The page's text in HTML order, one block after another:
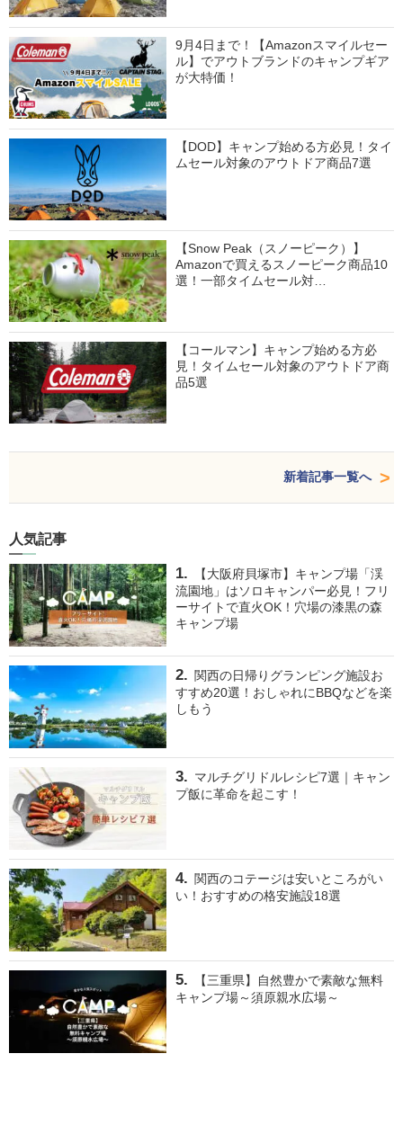
9月4日まで！【Amazonスマイルセー
ル】でアウトブランドのキャンプギア
が大特価！
【DOD】キャンプ始める方必見！タイ
ムセール対象のアウトドア商品7選
【Snow Peak（スノーピーク）】
Amazonで買えるスノーピーク商品10
選！一部タイムセール対…
【コールマン】キャンプ始める方必
見！タイムセール対象のアウトドア商
品5選
新着記事一覧へ
人気記事
【大阪府貝塚市】キャンプ場「渓
流園地」はソロキャンパー必見！フリ
ーサイトで直火OK！穴場の漆黒の森
キャンプ場
関西の日帰りグランピング施設お
すすめ20選！おしゃれにBBQなどを楽
しもう
マルチグリドルレシピ7選｜キャン
プ飯に革命を起こす！
関西のコテージは安いところがい
い！おすすめの格安施設18選
【三重県】自然豊かで素敵な無料
キャンプ場～須原親水広場～